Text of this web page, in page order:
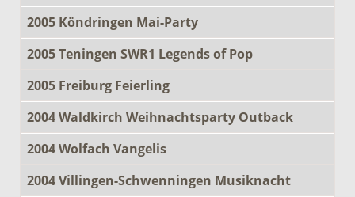
2005 Köndringen Mai-Party
2005 Teningen SWR1 Legends of Pop
2005 Freiburg Feierling
2004 Waldkirch Weihnachtsparty Outback
2004 Wolfach Vangelis
2004 Villingen-Schwenningen Musiknacht